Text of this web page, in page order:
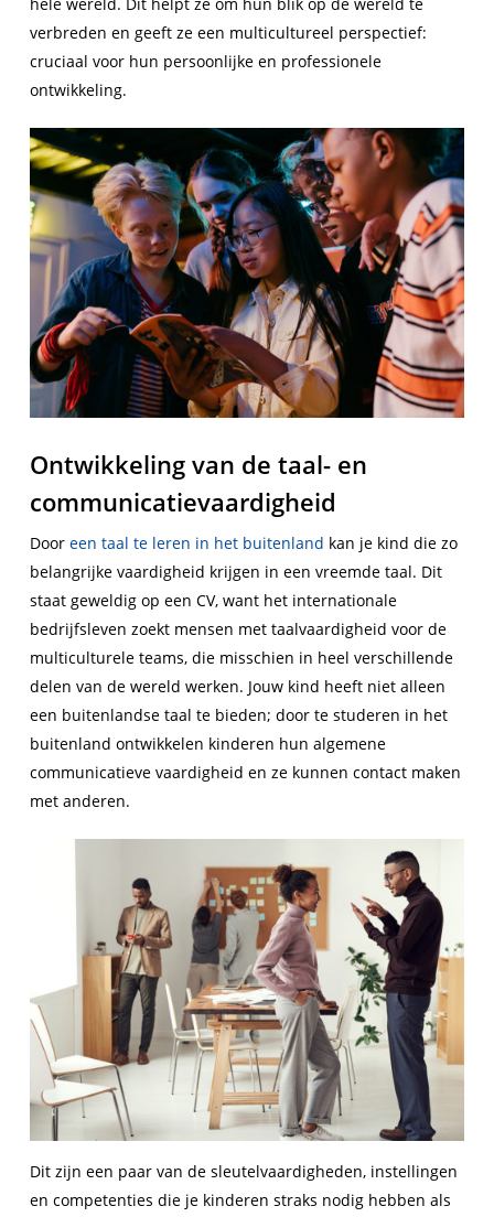
hele wereld. Dit helpt ze om hun blik op de wereld te
verbreden en geeft ze een multicultureel perspectief:
cruciaal voor hun persoonlijke en professionele
ontwikkeling.
Ontwikkeling van de taal- en
communicatievaardigheid
Door een taal te leren in het buitenland kan je kind die zo
belangrijke vaardigheid krijgen in een vreemde taal. Dit
staat geweldig op een CV, want het internationale
bedrijfsleven zoekt mensen met taalvaardigheid voor de
multiculturele teams, die misschien in heel verschillende
delen van de wereld werken. Jouw kind heeft niet alleen
een buitenlandse taal te bieden; door te studeren in het
buitenland ontwikkelen kinderen hun algemene
communicatieve vaardigheid en ze kunnen contact maken
met anderen.
Dit zijn een paar van de sleutelvaardigheden, instellingen
en competenties die je kinderen straks nodig hebben als